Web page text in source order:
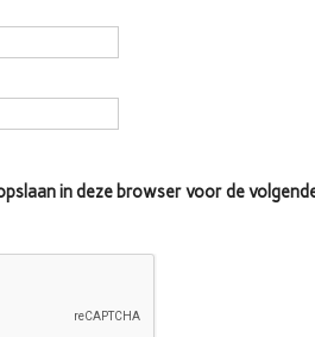
in deze browser voor de